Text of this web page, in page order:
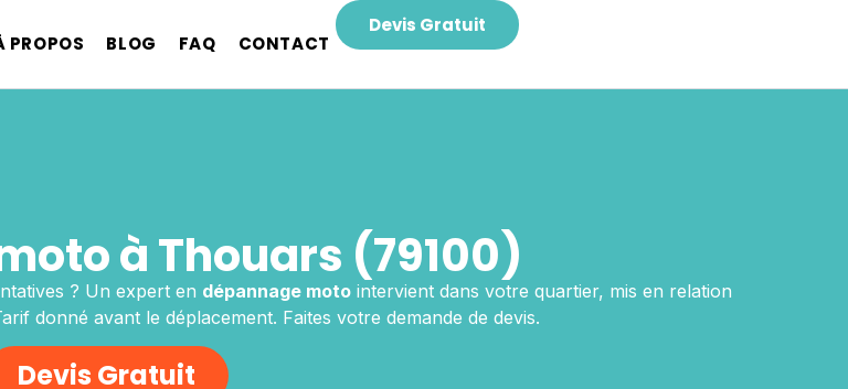
PROPOS BLOG FAQ CONTACT
Devis Gratuit
à Thouars (79100)
? Un expert en dépannage moto intervient dans votre quartier, mis en relation
donné avant le déplacement. Faites votre demande de devis.
Devis Gratuit